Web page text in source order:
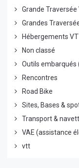
Grande Traversée
Grandes
Hébergements
Non classé
Outils embarqués
Rencontres
Road Bike
Sites, Bases &
Transport &
VAE (assistance
vtt